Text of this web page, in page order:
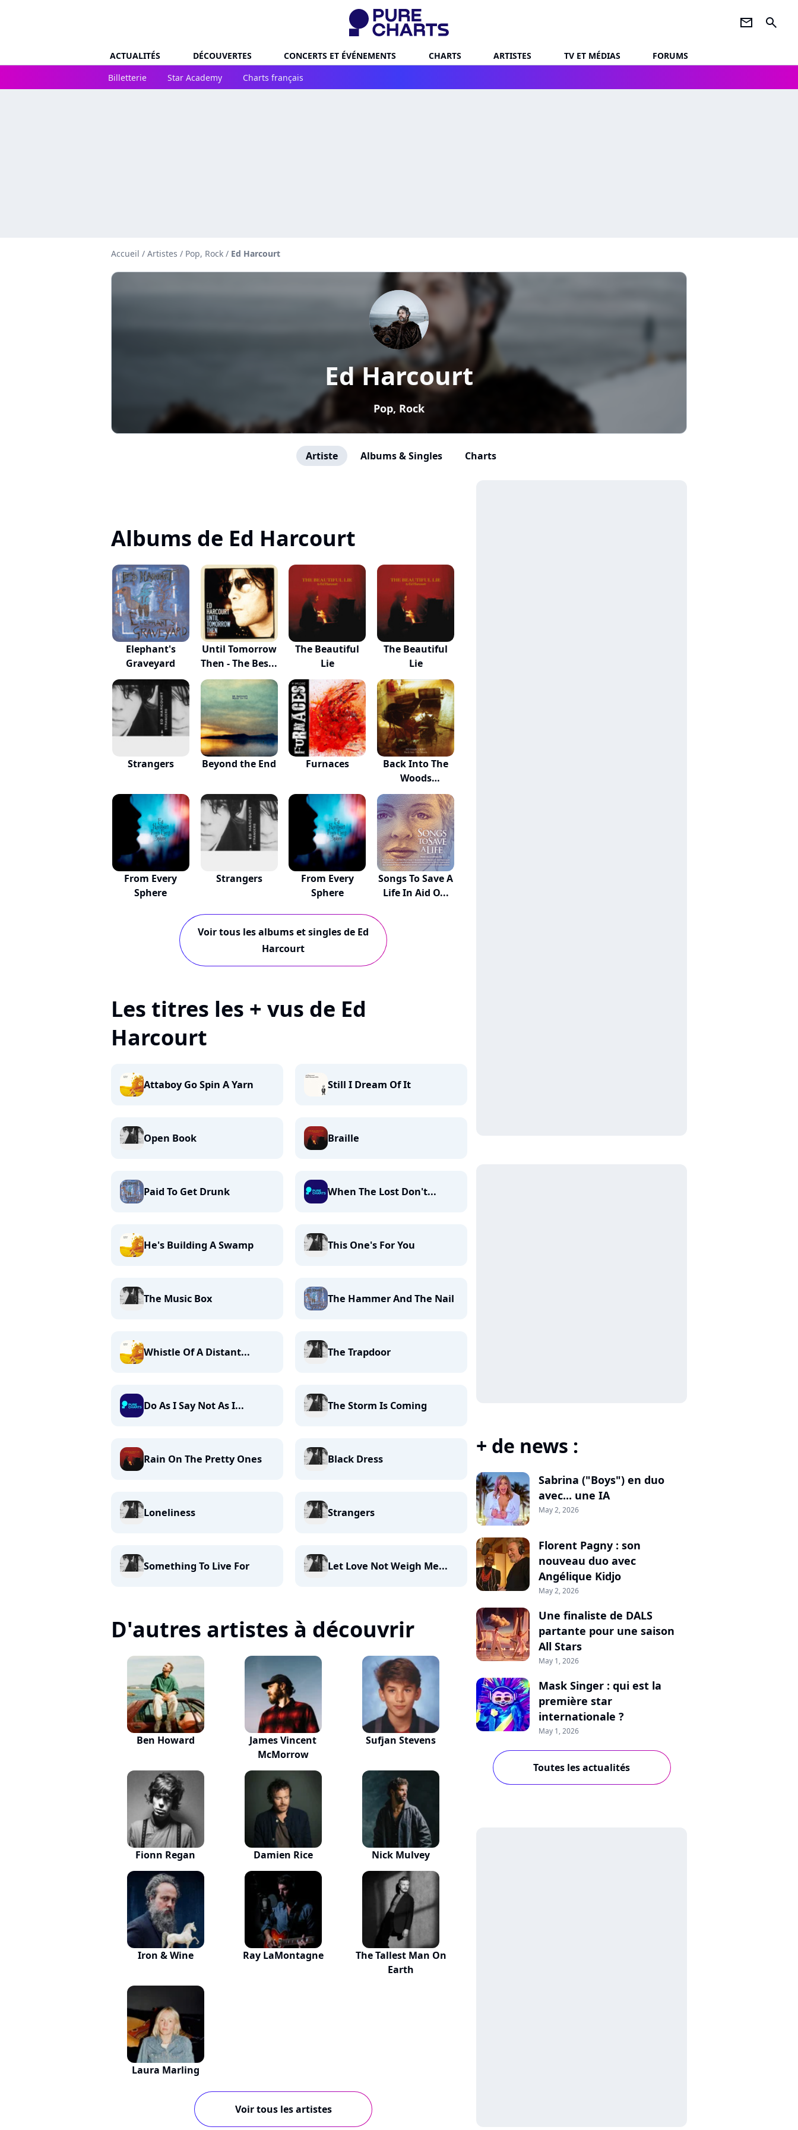
newsletter search
ACTUALITÉS DÉCOUVERTES CONCERTS ET ÉVÉNEMENTS CHARTS ARTISTES TV ET MÉDIAS
FORUMS
Billetterie
Star Academy Charts français
Accueil / Artistes / Pop, Rock / Ed Harcourt
Ed Harcourt
Pop, Rock
Artiste Albums & Singles Charts
Albums de Ed Harcourt
Elephant's
Graveyard
Until Tomorrow
Then - The Bes...
The Beautiful
Lie
The Beautiful
Lie
Strangers Beyond the End Furnaces
Back Into The
Woods
(expanded...
From Every
Sphere
Strangers
From Every
Sphere
Songs To Save A
Life In Aid O...
Voir tous les albums et singles de Ed
Harcourt
Les titres les + vus de Ed
Harcourt
Attaboy Go Spin A Yarn Still I Dream Of It
Open Book Braille
Paid To Get Drunk When The Lost Don't...
He's Building A Swamp This One's For You
The Music Box The Hammer And The Nail
Whistle Of A Distant... The Trapdoor
Do As I Say Not As I... The Storm Is Coming
Rain On The Pretty Ones Black Dress
Loneliness Strangers
Something To Live For Let Love Not Weigh Me...
D'autres artistes à découvrir
Ben Howard
James Vincent
McMorrow
Sufjan Stevens
Fionn Regan Damien Rice Nick Mulvey
Iron & Wine Ray LaMontagne
The Tallest Man On
Earth
Laura Marling
Voir tous les artistes
+ de news :
Sabrina ("Boys") en duo
avec... une IA
May 2, 2026
Florent Pagny : son
nouveau duo avec
Angélique Kidjo
May 2, 2026
Une finaliste de DALS
partante pour une saison
All Stars
May 1, 2026
Mask Singer : qui est la
première star
internationale ?
May 1, 2026
Toutes les actualités